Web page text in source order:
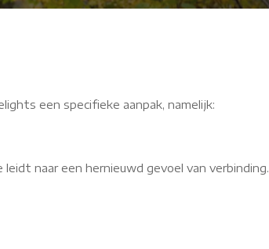
een specifieke aanpak, namelijk:
naar een hernieuwd gevoel van verbinding.